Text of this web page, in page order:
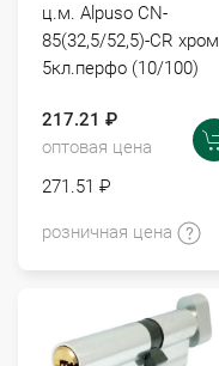
ц.м. Alpuso CN-
85(32,5/52,5)-CR хром
5кл.перфо (10/100)
217.21 ₽
оптовая цена
271.51 ₽
розничная цена